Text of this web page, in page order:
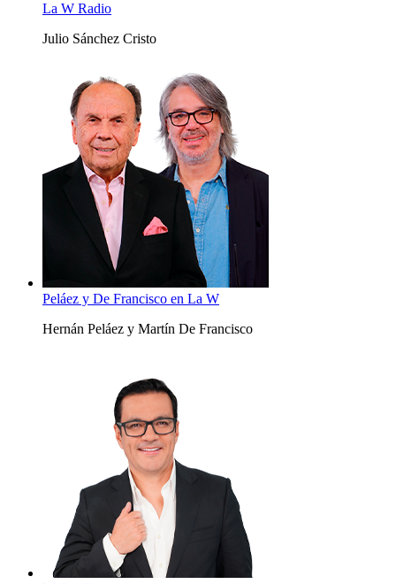
La W Radio
Julio Sánchez Cristo
Peláez y De Francisco en La W
Hernán Peláez y Martín De Francisco